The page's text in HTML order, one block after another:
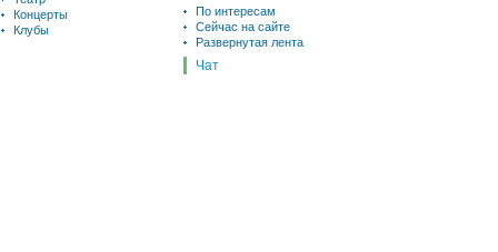
Концерты
Клубы
По интересам
Сейчас на сайте
Развернутая лента
Чат